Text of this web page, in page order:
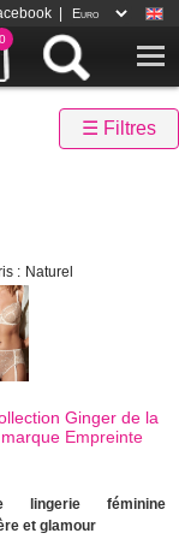
0
☰ Filtres
: Naturel
Ginger de la
marque Empreinte
lingerie féminine
et glamour